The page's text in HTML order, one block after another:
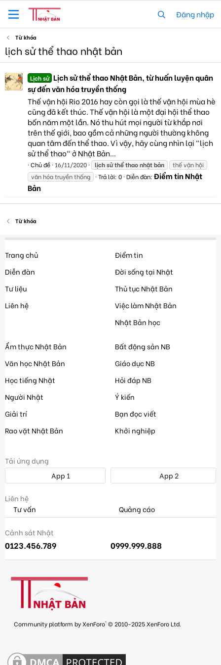
Đăng nhập
Từ khóa
lịch sử thể thao nhật bản
Lịch sử Lịch sử thể thao Nhật Bản, từ huấn luyện quân
sự đến văn hóa truyền thống
Thế vận hội Rio 2016 hay còn gọi là thế vận hội mùa hè
cũng đã kết thúc. Thế vận hội là một đại hội thể thao
bốn năm một lần. Nó thu hút mọi người từ khắp nơi
trên thế giới, bao gồm cả những người thường không
quan tâm đến thể thao. Vì vậy, hãy cùng nhìn lại "lịch
sử thể thao" ở Nhật Bản...
Chủ đề 16/11/2020 lịchsửthểthaonhậtbản
thế vận hội
văn hóa truyền thống
Trả lời: 0 Diễn đàn: Điểm tin Nhật
Bản
Từ khóa
Trang chủ
Diễn đàn
Tư liệu
Liên hệ
Điểm tin
Đời sống tại Nhật
Thủ tục Nhật Bản
Việc làm Nhật Bản
Nhật Bản học
Ẩm thực Nhật Bản
Văn học Nhật Bản
Học tiếng Nhật
Người Nhật
Giải trí
Rao vặt Nhật Bản
Bất động sản NB
Giáo dục NB
Hỏi đáp NB
Ý kiến
Bạn đọc viết
Khởi nghiệp
Tải ứng dụng
App 1
App 2
Liên hệ
Tư vấn
Quảng cáo
Cảnh sát Nhật
0123.456.789 0999.999.888
Community platform by XenForo® © 2010-2025 XenForo Ltd.